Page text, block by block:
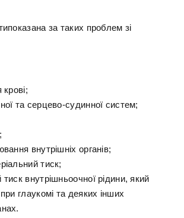
за таких проблем зі
крові;
та серцево-судинної систем;
внутрішніх органів;
тиск;
внутрішньоочної рідини, який
глаукомі та деяких інших